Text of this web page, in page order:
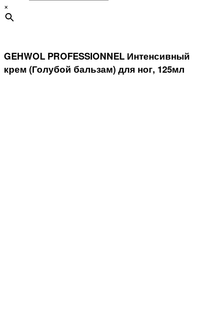
×
GEHWOL PROFESSIONNEL Интенсивный
крем (Голубой бальзам) для ног, 125мл